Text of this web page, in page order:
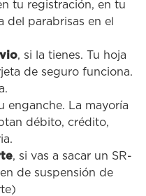
tu registración, en tu
del parabrisas en el
, si la tienes. Tu hoja
de seguro funciona.
enganche. La mayoría
débito, crédito,
, si vas a sacar un SR-
de suspensión de